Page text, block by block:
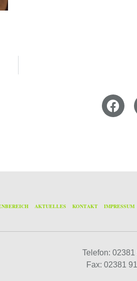
AKTUELLES KONTAKT IMPRESSUM
Telefon: 02381
Fax: 02381